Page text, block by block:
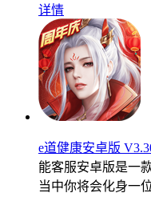
详情
e道健康安卓版
能客服安卓版是一
当中你将会化身一